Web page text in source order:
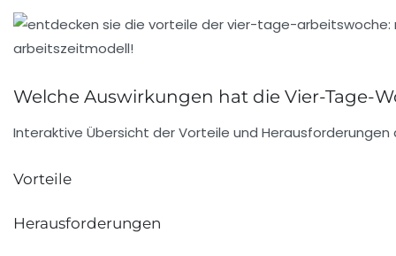
Welche Auswirkungen hat die Vier-Tage-
Interaktive Übersicht der Vorteile und
Vorteile
Herausforderungen